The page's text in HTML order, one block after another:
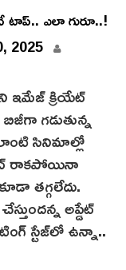
టాప్.. ఎలా గురూ..!
2025J
l
y
2
0
,
2
0
2
5
ఇమేజ్ క్రియేట్
గ‌డుతున్న
సినిమాల్లో
రాకపోయినా
తగ్గలేదు.
అప్డేట్
స్టేజ్‌లో ఉన్నా..